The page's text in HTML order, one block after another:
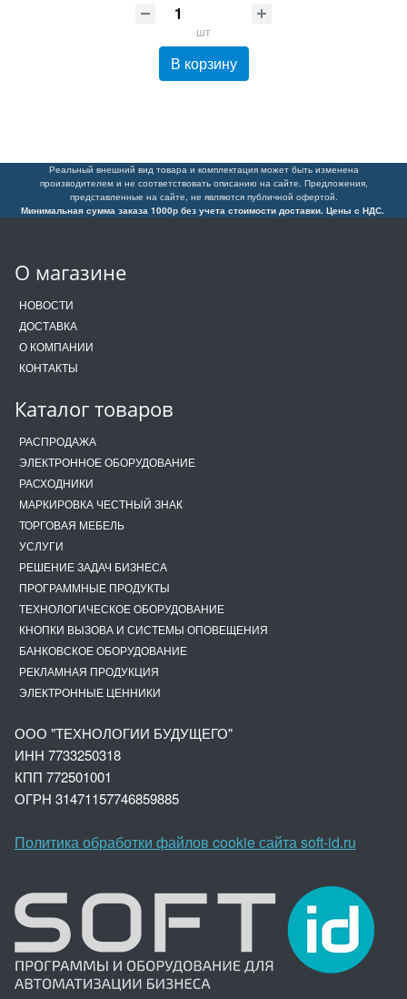
шт
В корзину
Реальный внешний вид товара и комплектация может быть изменена
производителем и не соответствовать описанию на сайте. Предложения,
представленные на сайте, не являются публичной офертой.
Минимальная сумма заказа 1000р без учета стоимости доставки. Цены с НДС.
О магазине
НОВОСТИ
ДОСТАВКА
О КОМПАНИИ
КОНТАКТЫ
Каталог товаров
РАСПРОДАЖА
ЭЛЕКТРОННОЕ ОБОРУДОВАНИЕ
РАСХОДНИКИ
МАРКИРОВКА ЧЕСТНЫЙ ЗНАК
ТОРГОВАЯ МЕБЕЛЬ
УСЛУГИ
РЕШЕНИЕ ЗАДАЧ БИЗНЕСА
ПРОГРАММНЫЕ ПРОДУКТЫ
ТЕХНОЛОГИЧЕСКОЕ ОБОРУДОВАНИЕ
КНОПКИ ВЫЗОВА И СИСТЕМЫ ОПОВЕЩЕНИЯ
БАНКОВСКОЕ ОБОРУДОВАНИЕ
РЕКЛАМНАЯ ПРОДУКЦИЯ
ЭЛЕКТРОННЫЕ ЦЕННИКИ
ООО "ТЕХНОЛОГИИ БУДУЩЕГО"
ИНН 7733250318
КПП 772501001
ОГРН 31471157746859885
Политика обработки файлов cookie сайта soft-id.ru